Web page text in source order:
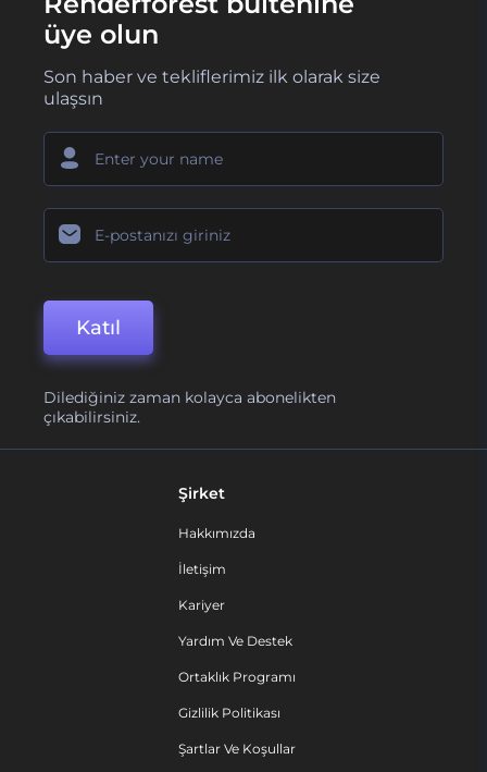
üye olun
Son haber ve tekliflerimiz ilk olarak size
ulaşsın
Katıl
Dilediğiniz zaman kolayca abonelikten
çıkabilirsiniz.
Şirket
Hakkımızda
İletişim
Kariyer
Yardım Ve Destek
Ortaklık Programı
Gizlilik Politikası
Şartlar Ve Koşullar